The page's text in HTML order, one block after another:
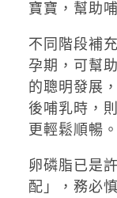
寶寶，幫助
不同階段補
孕期，可幫
的聰明發展
後哺乳時，
更輕鬆順暢。
卵磷脂已是
配」，務必